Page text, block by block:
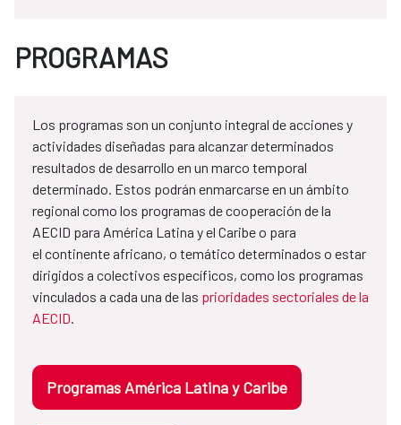
PROGRAMAS
Los programas son un conjunto integral de acciones y
actividades diseñadas para alcanzar determinados
resultados de desarrollo en un marco temporal
determinado. Estos podrán enmarcarse en un ámbito
regional como los programas de cooperación de la
AECID para América Latina y el Caribe o para
el continente africano, o temático determinados o estar
dirigidos a colectivos específicos, como los programas
vinculados a cada una de las prioridades sectoriales de la
AECID.
Programas América Latina y Caribe